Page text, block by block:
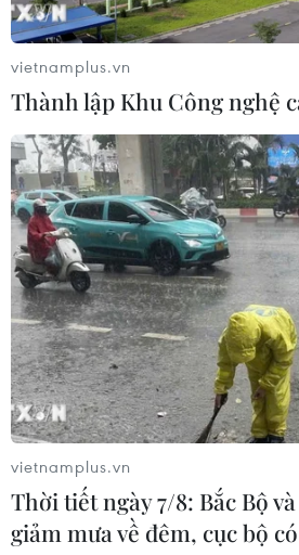
giám sát qua Nga
Ngày 21/2, Lầu Năm Góc tuyên
tiến hành một chuyến bay giám
ước Bầu trời Mở, trong đó có cả
quan sát viên Nga.
vietnamplus.vn
Thành lập Khu Công nghệ
vietnamplus.vn
Thời tiết ngày 7/8: Bắc Bộ
giảm mưa về đêm, cục bộ